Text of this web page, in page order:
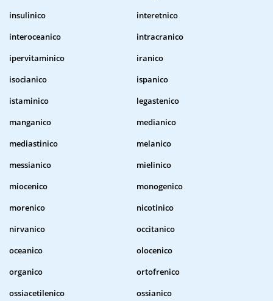
insulinico
interetnico
interoceanico
intracranico
ipervitaminico
iranico
isocianico
ispanico
istaminico
legastenico
manganico
medianico
mediastinico
melanico
messianico
mielinico
miocenico
monogenico
morenico
nicotinico
nirvanico
occitanico
oceanico
olocenico
organico
ortofrenico
ossiacetilenico
ossianico